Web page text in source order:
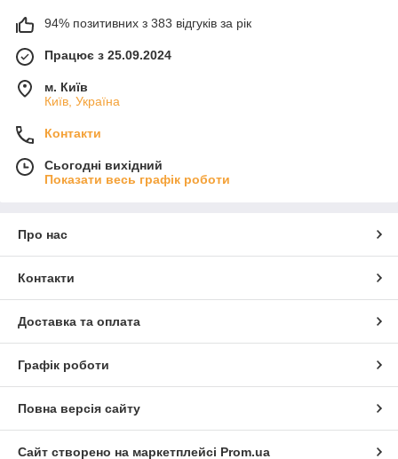
94% позитивних з 383 відгуків за рік
Працює з 25.09.2024
м. Київ
Київ, Україна
Контакти
Сьогодні вихідний
Показати весь графік роботи
Про нас
Контакти
Доставка та оплата
Графік роботи
Повна версія сайту
Сайт створено на маркетплейсі Prom.ua